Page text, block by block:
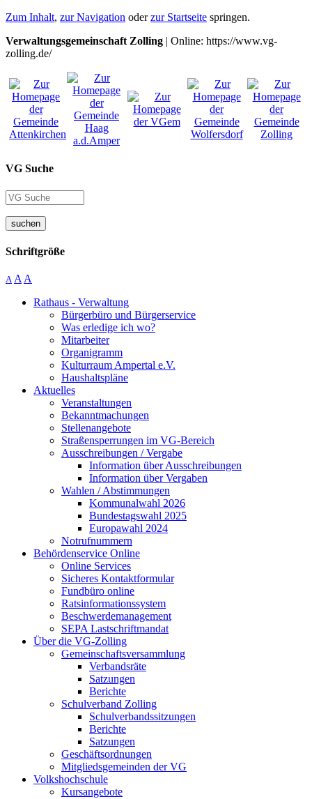
Zum Inhalt, zur Navigation oderzur Startseite springen.
Verwaltungsgemeinschaft Zolling | Online: https://www.vg-
zolling.de/
VG Suche
suchen
Schriftgröße
A A A
Rathaus - Verwaltung
Bürgerbüro und Bürgerservice
Was erledige ich wo?
Mitarbeiter
Organigramm
Kulturraum Ampertal e.V.
Haushaltspläne
Aktuelles
Veranstaltungen
Bekanntmachungen
Stellenangebote
Straßensperrungen im VG-Bereich
Ausschreibungen / Vergabe
Information über Ausschreibungen
Information über Vergaben
Wahlen / Abstimmungen
Kommunalwahl 2026
Bundestagswahl 2025
Europawahl 2024
Notrufnummern
Behördenservice Online
Online Services
Sicheres Kontaktformular
Fundbüro online
Ratsinformationssystem
Beschwerdemanagement
SEPA Lastschriftmandat
Über die VG-Zolling
Gemeinschaftsversammlung
Verbandsräte
Satzungen
Berichte
Schulverband Zolling
Schulverbandssitzungen
Berichte
Satzungen
Geschäftsordnungen
Mitgliedsgemeinden der VG
Volkshochschule
Kursangebote